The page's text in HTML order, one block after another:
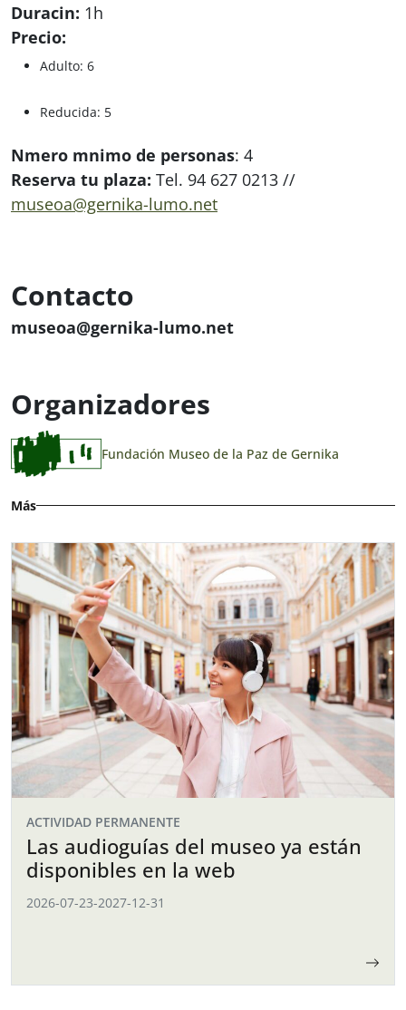
Duracin: 1h
Precio:
Adulto: 6
Reducida: 5
Nmero mnimo de personas: 4
Reserva tu plaza: Tel. 94 627 0213 //
museoa@gernika-lumo.net
Contacto
museoa@gernika-lumo.net
Organizadores
Fundación Museo de la Paz de Gernika
Más
ACTIVIDAD PERMANENTE
Las audioguías del museo ya están
disponibles en la web
2026-07-23-2027-12-31